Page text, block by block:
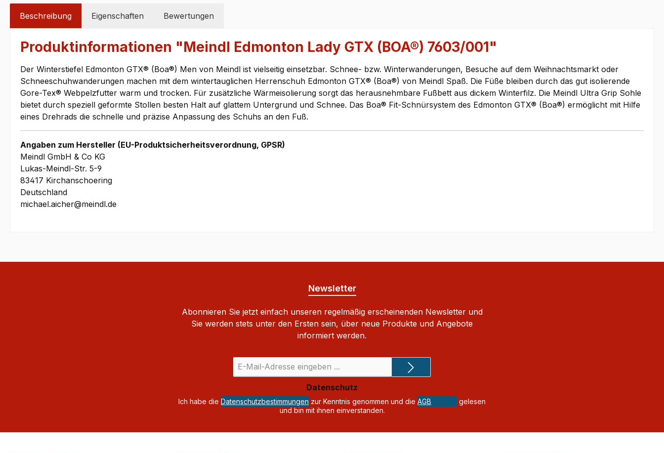
Beschreibung Eigenschaften Bewertungen
Produktinformationen "Meindl Edmonton Lady GTX (BOA®) 7603/001"
Der Winterstiefel Edmonton GTX® (Boa®) Men von Meindl ist vielseitig einsetzbar. Schnee- bzw. Winterwanderungen, Besuche auf dem Weihnachtsmarkt oder
Schneeschuhwanderungen machen mit dem wintertauglichen Herrenschuh Edmonton GTX® (Boa®) von Meindl Spaß. Die Füße bleiben durch das gut isolierende
Gore-Tex® Webpelzfutter warm und trocken. Für zusätzliche Wärmeisolierung sorgt das herausnehmbare Fußbett aus dickem Winterfilz. Die Meindl Ultra Grip Sohle
bietet durch speziell geformte Stollen besten Halt auf glattem Untergrund und Schnee. Das Boa® Fit-Schnürsystem des Edmonton GTX® (Boa®) ermöglicht mit Hilfe
eines Drehrads die schnelle und präzise Anpassung des Schuhs an den Fuß.
Angaben zum Hersteller (EU-Produktsicherheitsverordnung, GPSR)
Meindl GmbH & Co KG
Lukas-Meindl-Str. 5-9
83417 Kirchanschoering
Deutschland
michael.aicher@meindl.de
Newsletter
Abonnieren Sie jetzt einfach unseren regelmäßig erscheinenden Newsletter und
Sie werden stets unter den Ersten sein, über neue Produkte und Angebote
informiert werden.
Mail-
Adresse
*
Datenschutz
Ich habe die Datenschutzbestimmungen zur Kenntnis genommen und die AGB
gelesen
und bin mit ihnen einverstanden.